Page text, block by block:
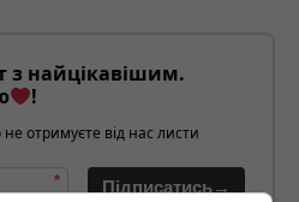
найцікавішим.
!
отримуєте від нас листи
* Підписатись→